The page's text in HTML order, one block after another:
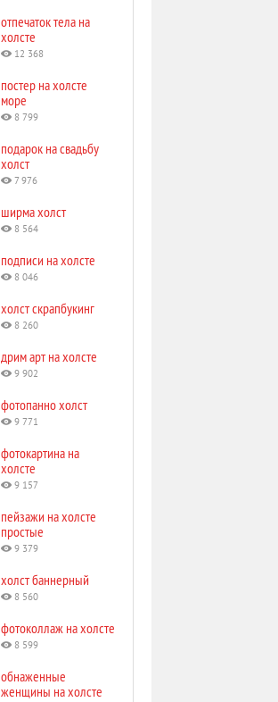
отпечаток тела на
холсте
12 368
постер на холсте
море
8 799
подарок на свадьбу
холст
7 976
ширма холст
8 564
подписи на холсте
8 046
холст скрапбукинг
8 260
дрим арт на холсте
9 902
фотопанно холст
9 771
фотокартина на
холсте
9 157
пейзажи на холсте
простые
9 379
холст баннерный
8 560
фотоколлаж на холсте
8 599
обнаженные
женщины на холсте